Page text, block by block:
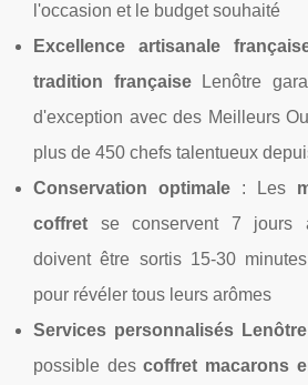
l'occasion et le budget souhaité
Excellence artisanale
tradition françaiseLenôtre
d'exception avec des Meilleurs
plus de 450 chefs talentueux
Conservation optimale : Les
coffret se conservent 7 jours
doivent être sortis 15-30
pour révéler tous leurs arômes
Services personnalisés Lenôtre
possible descoffret macarons